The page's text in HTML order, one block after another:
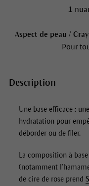
1
Aspect de peau /
Pour
Description
Une base efficace :
hydratation pour
déborder ou de filer.
La composition à
(notamment
de cire de rose prend